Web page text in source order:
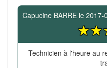
Capucine BARRE le 2017-
Technicien à l'heure au